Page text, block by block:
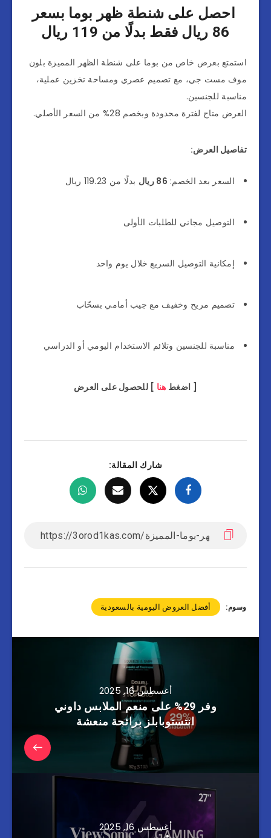
احصل على شنطة ظهر بوما بسعر
86 ريال فقط بدلًا من 119 ريال
استمتع بعرض خاص من بوما على شنطة الظهر المميزة بلون
موف مست جي، مع تصميم عصري ومساحة تخزين عملية،
مناسبة للجنسين.
العرض متاح لفترة محدودة وبخصم 28% من السعر الأصلي.
تفاصيل العرض:
السعر بعد الخصم: 86 ريال بدلًا من 119.23 ريال
التوصيل مجاني للطلبات الأولى
إمكانية التوصيل السريع خلال يوم واحد
تصميم مريح وخفيف مع جيب أمامي بسحّاب
مناسبة للجنسين وتلائم الاستخدام اليومي أو الدراسي
[ اضغط هنا ] للحصول على العرض
شارك المقالة:
وسوم: أفضل العروض اليومية بالسعودية
أغسطس 16, 2025
وفر 29% على منعم الملابس داوني
انتستوبابلز برائحة منعشة
أغسطس 16, 2025